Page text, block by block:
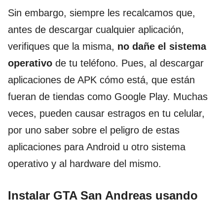
Sin embargo, siempre les recalcamos que,
antes de descargar cualquier aplicación,
verifiques que la misma, no dañe el sistema
operativo de tu teléfono. Pues, al descargar
aplicaciones de APK cómo está, que están
fueran de tiendas como Google Play. Muchas
veces, pueden causar estragos en tu celular,
por uno saber sobre el peligro de estas
aplicaciones para Android u otro sistema
operativo y al hardware del mismo.
Instalar GTA San Andreas usando